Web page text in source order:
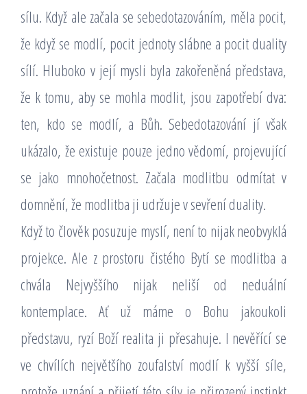
sílu. Když ale začala se sebedotazováním, měla pocit,
že když se modlí, pocit jednoty slábne a pocit duality
sílí. Hluboko v její mysli byla zakořeněná představa,
že k tomu, aby se mohla modlit, jsou zapotřebí dva:
ten, kdo se modlí, a Bůh. Sebedotazování jí však
ukázalo, že existuje pouze jedno vědomí, projevující
se jako mnohočetnost. Začala modlitbu odmítat v
domnění, že modlitba ji udržuje v sevření duality.
Když to člověk posuzuje myslí, není to nijak neobvyklá
projekce. Ale z prostoru čistého Bytí se modlitba a
chvála Nejvyššího nijak neliší od neduální
kontemplace. Ať už máme o Bohu jakoukoli
představu, ryzí Boží realita ji přesahuje. I nevěřící se
ve chvílích největšího zoufalství modlí k vyšší síle,